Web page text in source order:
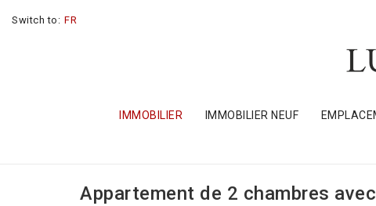
Switch to: FR
IMMOBILIER IMMOBILIER NEUF
Appartement de 2 chambres